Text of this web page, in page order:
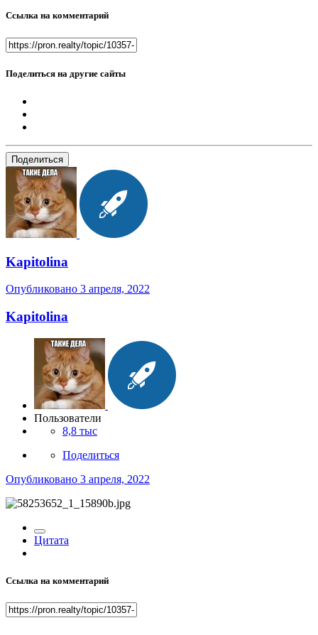
Ссылка на комментарий
Поделиться на другие сайты
Поделиться
Kapitolina
Опубликовано 3 апреля, 2022
Kapitolina
Пользователи
8,8 тыс
Поделиться
Опубликовано 3 апреля, 2022
Цитата
Ссылка на комментарий